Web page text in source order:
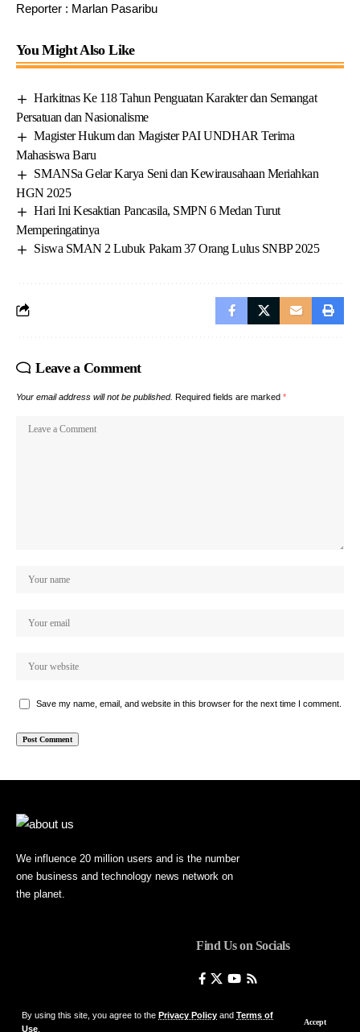
By using this site, you agree to the Privacy Policy and Terms of
Use
Accept
Reporter : Marlan Pasaribu
You Might Also Like
Harkitnas Ke 118 Tahun Penguatan Karakter dan Semangat
Persatuan dan Nasionalisme
Magister Hukum dan Magister PAI UNDHAR Terima
Mahasiswa Baru
SMANSa Gelar Karya Seni dan Kewirausahaan Meriahkan
HGN 2025
Hari Ini Kesaktian Pancasila, SMPN 6 Medan Turut
Memperingatinya
Siswa SMAN 2 Lubuk Pakam 37 Orang Lulus SNBP 2025
Leave a Comment
Your email address will not be published. Required fields are marked *
Save my name, email, and website in this browser for the next time I comment.
We influence 20 million users and is the number
one business and technology news network on
the planet.
Find Us on Socials